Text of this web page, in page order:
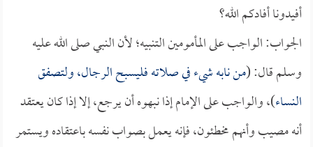
أفيدونا أفادكم الله؟
الجواب: الواجب على المأمومين التنبيه؛ لأن النبي صلى الله عليه
وسلم قال: (من نابه شيء في صلاته فليسبح الرجال، ولتصفق
النساء)، والواجب على الإمام إذا نبهوه أن يرجع، إلا إذا كان يعتقد
أنه مصيب وأنهم مخطئون، فإنه يعمل بصواب نفسه باعتقاده ويستمر